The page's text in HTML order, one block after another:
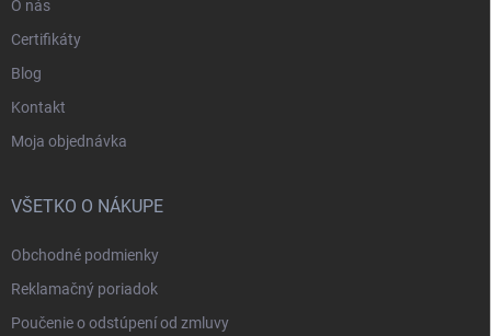
O nás
Certifikáty
Blog
Kontakt
Moja objednávka
VŠETKO O NÁKUPE
Obchodné podmienky
Reklamačný poriadok
Poučenie o odstúpení od zmluvy